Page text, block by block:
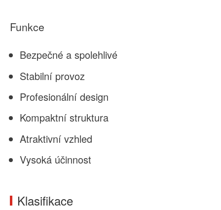
Funkce
Bezpečné a spolehlivé
Stabilní provoz
Profesionální design
Kompaktní struktura
Atraktivní vzhled
Vysoká účinnost
Klasifikace